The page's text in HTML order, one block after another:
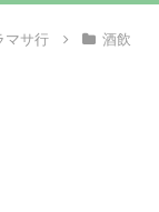
マサ行
酒飲